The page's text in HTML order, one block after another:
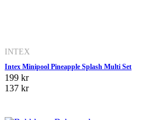
INTEX
Intex Minipool Pineapple Splash Multi Set
199 kr
137 kr